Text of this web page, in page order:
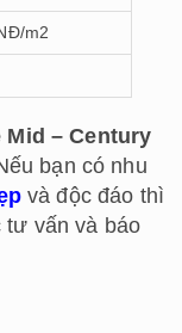
m2
Mid – Century
bạn có nhu
và độc đáo thì
vấn và báo